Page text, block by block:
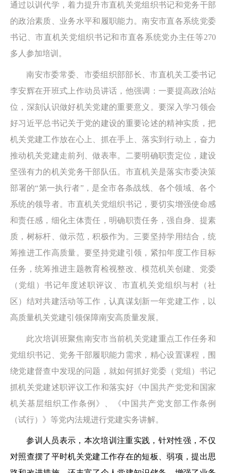
通过以训代学，着力提升市直机关党组织书记和党务干部
的政治素质、业务水平和履职能力。南安市直各系统党委
书记、市直机关党组织书记和市直各系统党办主任等270
多人参加培训。
南安市委常委、市委组织部部长、市直机关工委书记
李安辉在开班式上作动员讲话，他强调：一要提高政治站
位，深刻认识做好机关党建的重要意义。要深入学习领会
好习近平总书记关于党的建设的重要论述的精神实质，把
机关党建工作放在心上、抓在手上、落实到行动上，奋力
推动机关党建走前列、做表率。二要明确职责定位，建设
坚强有力的机关党务干部队伍。市直机关是落实市委决策
部署的“第一执行者”，是全市各条战线、各个领域、各个
系统的领导者。市直机关党组织书记，要切实增强使命感
和责任感，细化主体责任，明确职责任务，强自身、提素
质，树标杆、做示范，积极作为。三要坚持学用结合，统
筹推进工作高质量。要坚持党建引领，紧扣年度工作目标
任务，统筹推进主题教育检视整改、模范机关创建、党委
（党组）书记年度述职评议、市直机关党组织与村（社
区）结对共建活动等工作，认真谋划新一年党建工作，以
高质量机关党建引领保障南安高质量发展。
此次培训班聚焦南安市当前机关党建重点工作任务和
党组织书记、党务干部履职能力需求，精心设置课程，围
绕党建督查中发现的问题，就如何抓好党委（党组）书记
抓机关党建述职评议工作和落实好《中国共产党党和国家
机关基层组织工作条例》、《中国共产党支部工作条例
（试行）》等党内法规进行党建实务讲解。
参训人员表示，本次培训注重实践，针对性强，不仅
对照查摆了平时机关党建工作存在的短板、弱项，提出思